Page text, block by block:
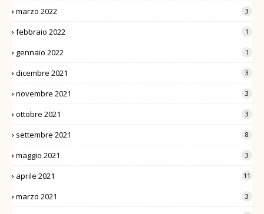
marzo 2022 3
febbraio 2022 1
gennaio 2022 1
dicembre 2021 3
novembre 2021 3
ottobre 2021 3
settembre 2021 8
maggio 2021 3
aprile 2021 11
marzo 2021 3